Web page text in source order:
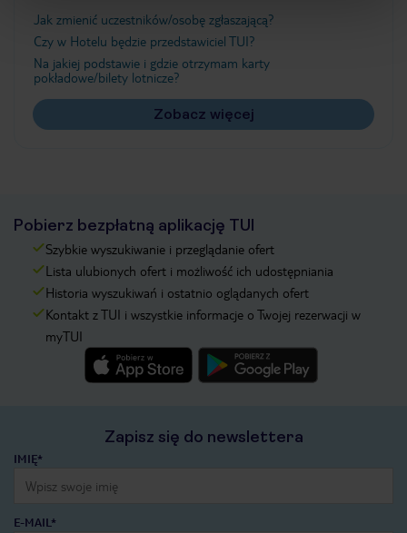
Jak zmienić uczestników/osobę zgłaszającą?
Czy w Hotelu będzie przedstawiciel TUI?
Na jakiej podstawie i gdzie otrzymam karty
pokładowe/bilety lotnicze?
Zobacz więcej
Pobierz bezpłatną aplikację TUI
Szybkie wyszukiwanie i przeglądanie ofert
Lista ulubionych ofert i możliwość ich udostępniania
Historia wyszukiwań i ostatnio oglądanych ofert
Kontakt z TUI i wszystkie informacje o Twojej rezerwacji w
myTUI
Zapisz się do newslettera
IMIĘ*
E-MAIL*